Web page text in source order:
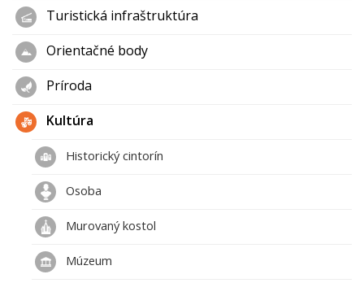
Turistická infraštruktúra
Orientačné body
Príroda
Kultúra
Historický cintorín
Osoba
Murovaný kostol
Múzeum